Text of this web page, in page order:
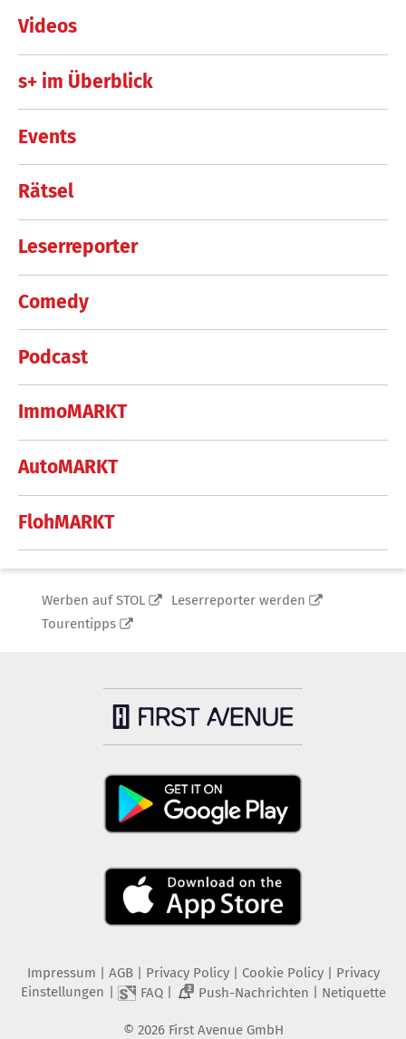
Videos
s+ im Überblick
Events
Rätsel
Leserreporter
Comedy
Podcast
ImmoMARKT
AutoMARKT
FlohMARKT
Werben auf STOL
Leserreporter werden
Tourentipps
Impressum AGB Privacy Policy| Cookie Policy| Privacy
Einstellungen
FAQ| 2 Push-Nachrichten Netiquette
© 2026 First Avenue GmbH